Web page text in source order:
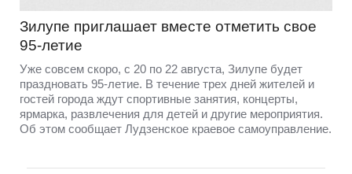
Зилупе приглашает вместе отметить свое
95-летие
Уже совсем скоро, с 20 по 22 августа, Зилупе будет
праздновать 95-летие. В течение трех дней жителей и
гостей города ждут спортивные занятия, концерты,
ярмарка, развлечения для детей и другие мероприятия.
Об этом сообщает Лудзенское краевое самоуправление.